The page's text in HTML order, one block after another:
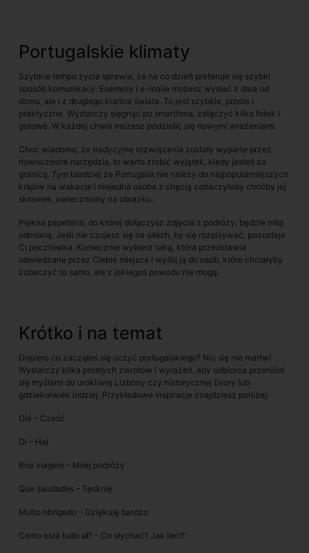
Portugalskie klimaty
Szybkie tempo życia sprawia, że na co dzień preferuje się szybki
sposób komunikacji. Esemesy i e-maile możesz wysłać z dala od
domu, ale i z drugiego krańca świata. To jest szybkie, proste i
praktyczne. Wystarczy sięgnąć po smartfona, załączyć kilka fotek i
gotowe. W każdej chwili możesz podzielić się nowymi wrażeniami.
Choć wiadomo, że tradycyjne rozwiązania zostały wyparte przez
nowoczesne narzędzia, to warto zrobić wyjątek, kiedy jesteś za
granicą. Tym bardziej że Portugalia nie należy do najpopularniejszych
krajów na wakacje i niejedna osoba z chęcią zobaczyłaby choćby jej
skrawek, uwieczniony na obrazku.
Piękna papeteria, do której dołączysz zdjęcia z podróży, będzie miłą
odmianą. Jeśli nie czujesz się na siłach, by się rozpisywać, pozostaje
Ci pocztówka. Koniecznie wybierz taką, która przedstawia
odwiedzane przez Ciebie miejsca i wyślij ją do osób, które chciałyby
zobaczyć to samo, ale z jakiegoś powodu nie mogą.
Krótko i na temat
Dopiero co zacząłeś się uczyć portugalskiego? Nic się nie martw!
Wystarczy kilka prostych zwrotów i wyrażeń, aby odbiorca przeniósł
się myślami do urokliwej Lizbony czy historycznej Evory lub
gdziekolwiek indziej. Przykładowe inspiracje znajdziesz poniżej:
Olá - Cześć
Oi – Hej
Boa viagem – Miłej podróży
Que saudades – Tęsknię
Muito obrigado – Dziękuję bardzo
Como está tudo aí? - Co słychać? Jak leci?